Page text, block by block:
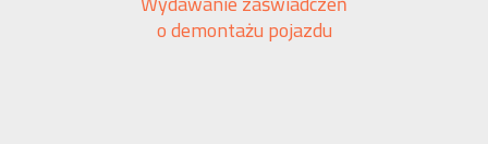
o demontażu pojazdu